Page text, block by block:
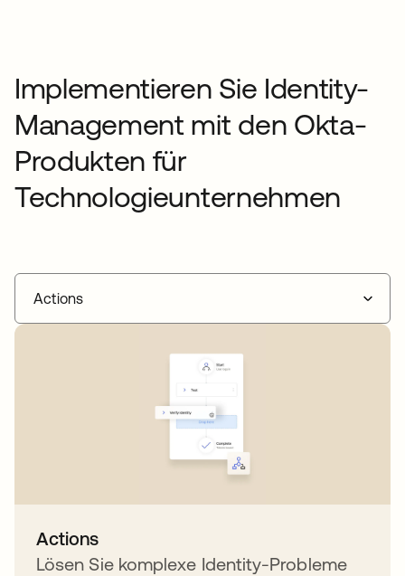
Implementieren Sie Identity-
Management mit den Okta-
Produkten für
Technologieunternehmen
Actions
Actions
Lösen Sie komplexe Identity-Probleme